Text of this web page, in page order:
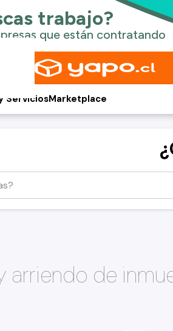
ServiciosMarketplace
arriendo de